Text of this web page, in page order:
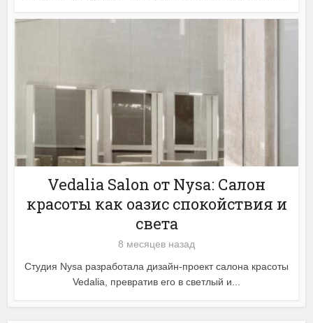
Vedalia Salon от Nysa: Салон
красоты как оазис спокойствия и
света
8 месяцев назад
Студия Nysa разработала дизайн-проект салона красоты
Vedalia, превратив его в светлый и...